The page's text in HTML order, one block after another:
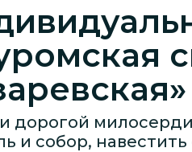
дорогой
и собор,